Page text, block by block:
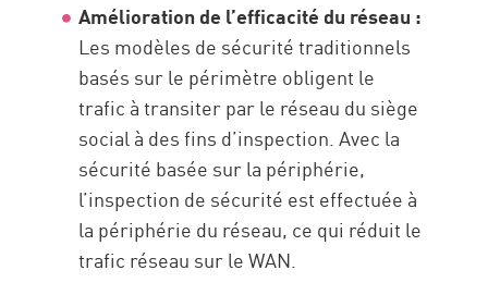
Amélioration de l’efficacité du réseau :
Les modèles de sécurité traditionnels
basés sur le périmètre obligent le
trafic à transiter par le réseau du siège
social à des fins d’inspection. Avec la
sécurité basée sur la périphérie,
l’inspection de sécurité est effectuée à
la périphérie du réseau, ce qui réduit le
trafic réseau sur le WAN.